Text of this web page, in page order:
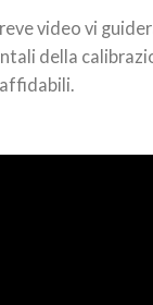
video vi
della